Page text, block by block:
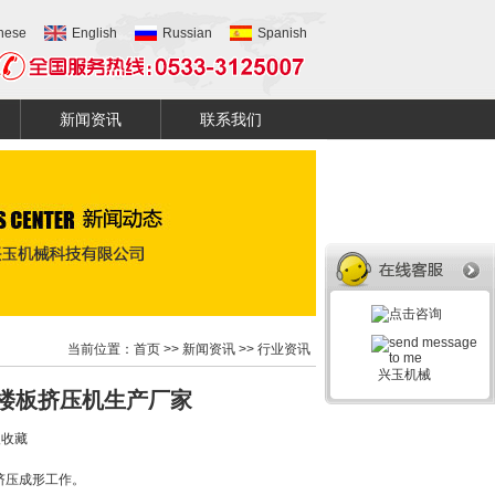
Spanish
Russian
English
新闻资讯 联系我们
当前位置： 首页 >> 新闻资讯 >> 行业资讯
板挤压机生产厂家
藏
成形工作。
兴玉机械